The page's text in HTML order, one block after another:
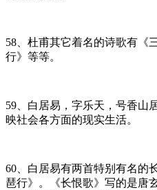
58、杜甫其它着名的诗歌有《
行》等等。
59、白居易，字乐天，号香山
映社会各方面的现实生活。
60、白居易有两首特别有名的
琶行》。《长恨歌》写的是唐